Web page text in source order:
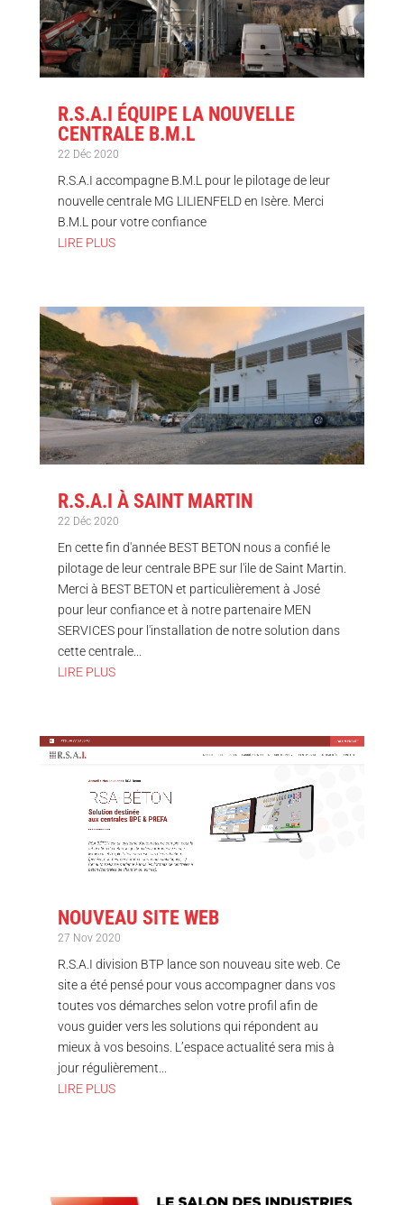
R.S.A.I ÉQUIPE LA NOUVELLE
CENTRALE B.M.L
22 Déc 2020
R.S.A.I accompagne B.M.L pour le pilotage de leur
nouvelle centrale MG LILIENFELD en Isère. Merci
B.M.L pour votre confiance
LIRE PLUS
R.S.A.I À SAINT MARTIN
22 Déc 2020
En cette fin d'année BEST BETON nous a confié le
pilotage de leur centrale BPE sur l'ile de Saint Martin.
Merci à BEST BETON et particulièrement à José
pour leur confiance et à notre partenaire MEN
SERVICES pour l'installation de notre solution dans
cette centrale...
LIRE PLUS
NOUVEAU SITE WEB
27 Nov 2020
R.S.A.I division BTP lance son nouveau site web. Ce
site a été pensé pour vous accompagner dans vos
toutes vos démarches selon votre profil afin de
vous guider vers les solutions qui répondent au
mieux à vos besoins. L’espace actualité sera mis à
jour régulièrement...
LIRE PLUS